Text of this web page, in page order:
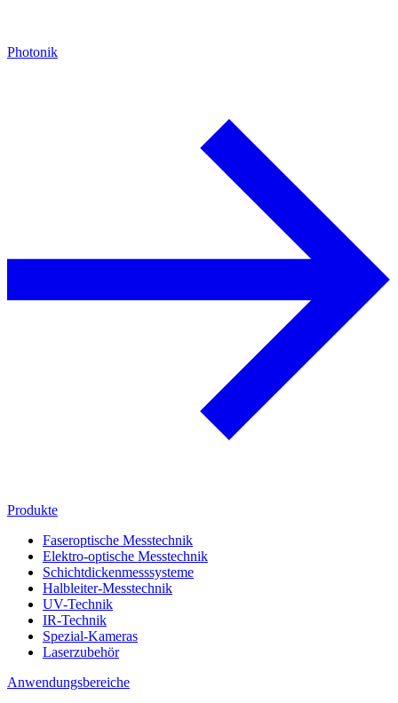
Photonik
Produkte
Faseroptische Messtechnik
Elektro-optische Messtechnik
Schichtdickenmesssysteme
Halbleiter-Messtechnik
UV-Technik
IR-Technik
Spezial-Kameras
Laserzubehör
Anwendungsbereiche